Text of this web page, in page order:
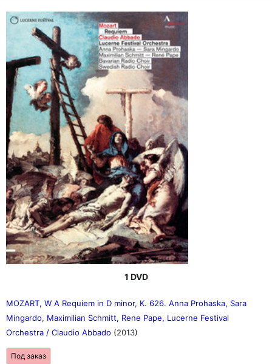
1 DVD
MOZART, W A Requiem in D minor, K. 626. Anna Prohaska, Sara
Mingardo, Maximilian Schmitt, Rene Pape, Lucerne Festival
Orchestra / Claudio Abbado (2013)
Под заказ